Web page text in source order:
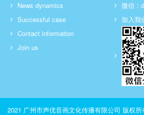
News dynamics
Successful case
Contact information
Join us
微信：
加入我
2021 广州市声优音画文化传播有限公司 版权所